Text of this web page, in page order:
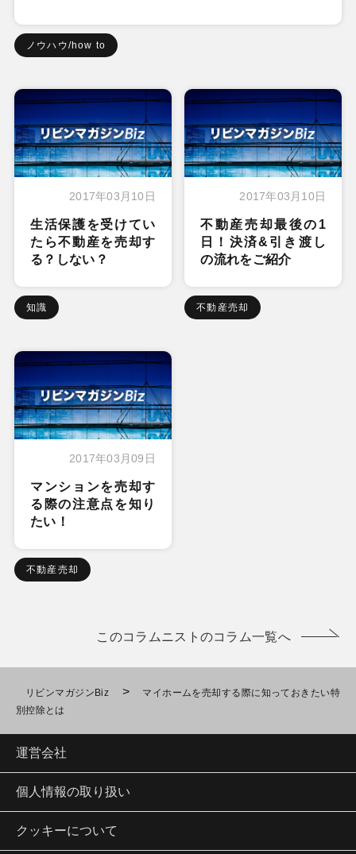
ノウハウ/how to
2017年03月10日
生活保護を受けてい
たら不動産を売却す
る？しない？
知識
2017年03月10日
不動産売却最後の1
日！決済&引き渡し
の流れをご紹介
不動産売却
2017年03月09日
マンションを売却す
る際の注意点を知り
たい！
不動産売却
このコラムニストのコラム一覧へ
リビンマガジンBiz >
マイホームを売却する際に知っておきたい特
別控除とは
運営会社
個人情報の取り扱い
クッキーについて